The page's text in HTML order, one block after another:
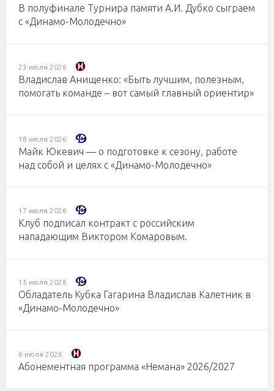
В полуфинале Турнира памяти А.И. Дубко сыграем
с «Динамо-Молодечно»
23 июля 2026
Владислав Анищенко: «Быть лучшим, полезным,
помогать команде – вот самый главный ориентир»
18 июля 2026
Майк Юкевич — о подготовке к сезону, работе
над собой и целях с «Динамо-Молодечно»
17 июля 2026
Клуб подписал контракт с российским
нападающим Виктором Комаровым.
15 июля 2026
Обладатель Кубка Гагарина Владислав Калетник в
«Динамо-Молодечно»
6 июля 2026
Абонементная программа «Немана» 2026/2027